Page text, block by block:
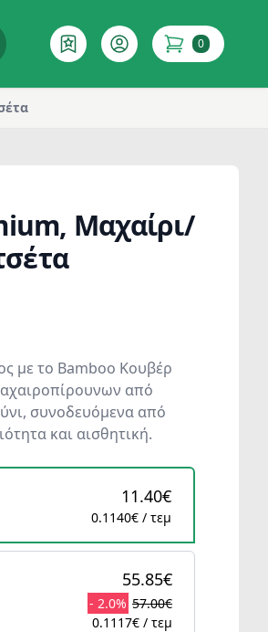
ΕπιθυμητόAccount 0
items in cart
Μαχαίρι/
με το Bamboo Κουβέρ
από
συνοδευόμενα από
και αισθητική.
11.40€
0.1140€ / τεμ
55.85€
- 2.0% 57.00€
0.1117€ / τεμ